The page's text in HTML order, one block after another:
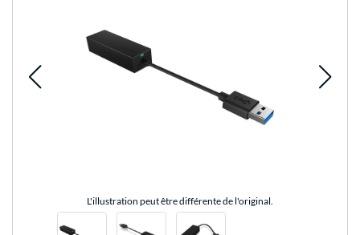
L'illustration peut être différente de l'original.